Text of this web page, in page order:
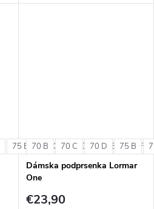
75 B 75 C 75 D 75 E 75 F
70 B 70 C 70 D 75 B
Dámska podprsenka Lormar
One
€23,90